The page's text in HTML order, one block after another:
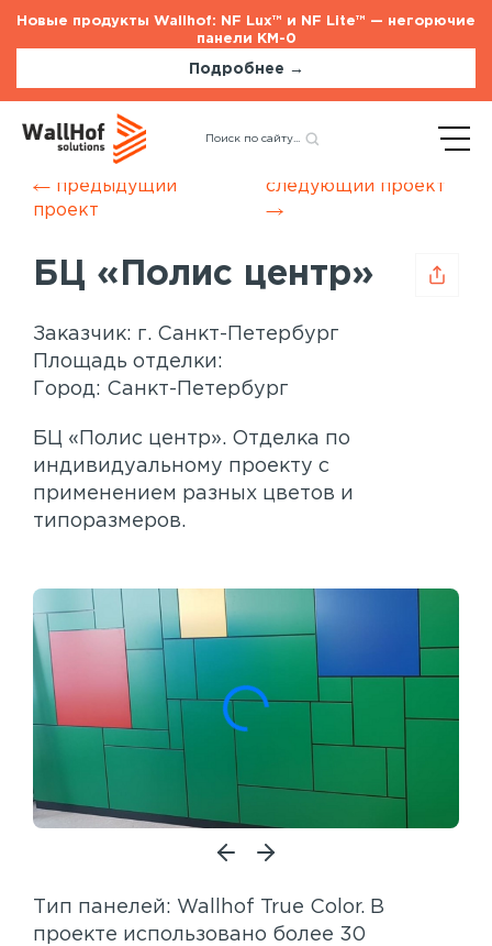
Новые продукты Wallhof: NF Lux™ и NF Lite™ — негорючие
панели КМ-0
Подробнее →
Стеновые панели
Шпонированные панели
Окрашенные панели
Шпонированные панели
Акустические панели
Индивидуальные решения
Услуги
Монтаж акустических панелей
Назад
БЦ «Полис центр»
предыдущий
проект
следующий проект
БЦ «Полис центр»
Заказчик: г. Санкт-Петербург
Площадь отделки:
Город: Санкт-Петербург
БЦ «Полис центр». Отделка по
индивидуальному проекту с
применением разных цветов и
типоразмеров.
Тип панелей: Wallhof True Color. В
проекте использовано более 30